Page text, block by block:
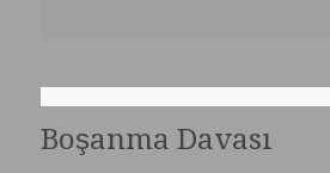
Boşanma Davası